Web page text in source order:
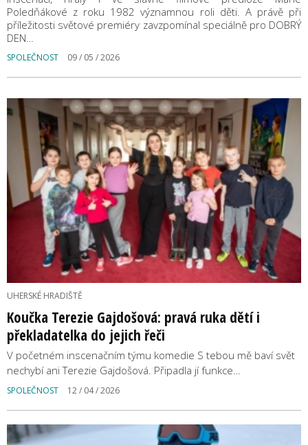
Poledňákové z roku 1982 významnou roli děti. A právě při
příležitosti světové premiéry zavzpomínal speciálně pro DOBRÝ
DEN…
SPOLEČNOST 09 / 05 / 2026
UHERSKÉ HRADIŠTĚ
Koučka Terezie Gajdošová: pravá ruka dětí i
překladatelka do jejich řeči
V početném inscenačním týmu komedie S tebou mě baví svět
nechybí ani Terezie Gajdošová. Připadla jí funkce…
SPOLEČNOST 12 / 04 / 2026